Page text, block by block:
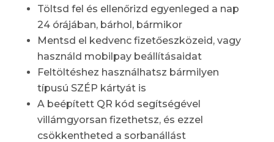
Töltsd fel és ellenőrizd egyenleged a nap
24 órájában, bárhol, bármikor
Mentsd el kedvenc fizetőeszközeid, vagy
használd mobilpay beállításaidat
Feltöltéshez használhatsz bármilyen
típusú SZÉP kártyát is
A beépített QR kód segítségével
villámgyorsan fizethetsz, és ezzel
csökkentheted a sorbanállást